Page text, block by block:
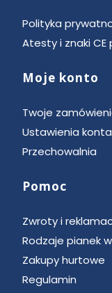
Polityka
Atesty i znaki
Moje konto
Twoje
Ustawienia konta
Przechowalnia
Pomoc
Zwroty i
Rodzaje pianek
Zakupy hurtowe
Regulamin